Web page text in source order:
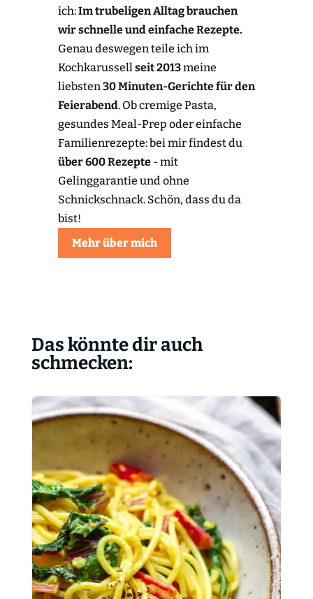
ich:Im trubeligen Alltag brauchen
wir schnelle und einfache Rezepte.
Genau deswegen teile ich im
Kochkarussellseit 2013meine
liebsten30 Minuten-Gerichte für den
Feierabend. Ob cremige Pasta,
gesundes Meal-Prep oder einfache
Familienrezepte: bei mir findest du
über 600 Rezepte- mit
Gelinggarantie und ohne
Schnickschnack. Schön, dass du da
bist!
Mehr über mich
Das könnte dir auch
schmecken: